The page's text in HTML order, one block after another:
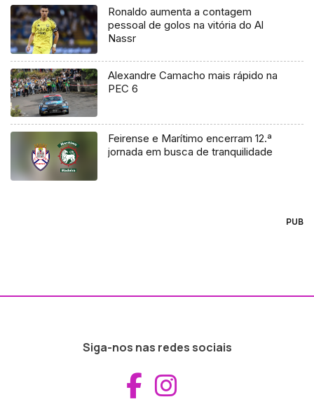
Ronaldo aumenta a contagem
pessoal de golos na vitória do Al
Nassr
Alexandre Camacho mais rápido na
PEC 6
Feirense e Marítimo encerram 12.ª
jornada em busca de tranquilidade
PUB
Siga-nos nas redes sociais
Aceder ao